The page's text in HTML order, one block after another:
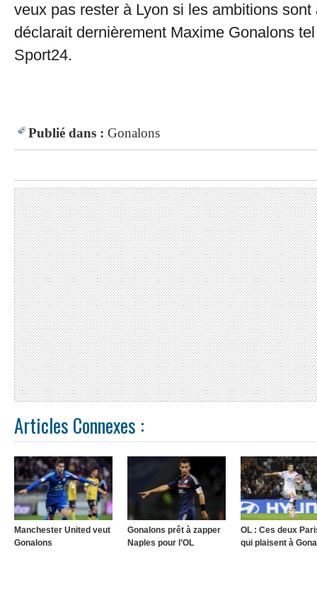
veux pas rester à Lyon si les ambitions sont
déclarait dernièrement Maxime Gonalons
Sport24.
Publié dans : Gonalons
Articles Connexes :
Manchester United veut
Gonalons
Gonalons prêt à zapper
Naples pour l’OL
OL : Ces deux
qui plaisent à